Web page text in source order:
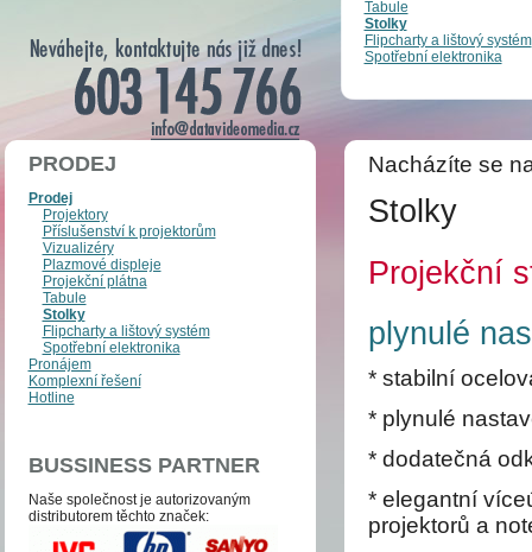
Tabule
Stolky
Flipcharty a lištový systém
Spotřební elektronika
PRODEJ
Prodej
Projektory
Příslušenství k projektorům
Vizualizéry
Plazmové displeje
Projekční plátna
Tabule
Stolky
Flipcharty a lištový systém
Spotřební elektronika
Pronájem
Komplexní řešení
Hotline
BUSSINESS PARTNER
Naše společnost je auto­­ri­zo­va­ným
distri­bu­to­­rem těchto zna­ček:
Nacházíte se
Stolky
Projekční
plynulé
* stabilní
* plynulé
* dodatečná
* elegantní
projektorů a